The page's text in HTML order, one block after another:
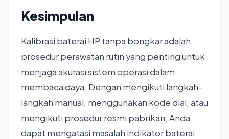
Kesimpulan
Kalibrasi baterai HP tanpa bongkar adalah
prosedur perawatan rutin yang penting untuk
menjaga akurasi sistem operasi dalam
membaca daya. Dengan mengikuti langkah-
langkah manual, menggunakan kode dial, atau
mengikuti prosedur resmi pabrikan, Anda
dapat mengatasi masalah indikator baterai